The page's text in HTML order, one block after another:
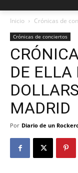
Inicio Crónicas de
Crónicas de conciertos
DE
MADRID
Por Diario de un